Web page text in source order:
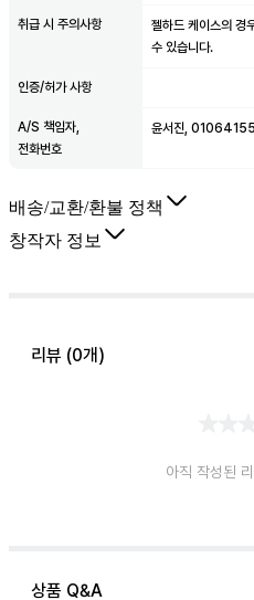
취급 시 주의사항
젤하드 케이스의 경
수 있습니다.
인증/허가 사항
A/S 책임자,
전화번호
윤서진,
배송/교환/환불 정책
창작자 정보
리뷰 (0개)
아직 작성된
상품 Q&A